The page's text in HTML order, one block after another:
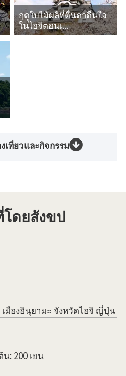
ฤดูใบไม้ผลิที่ตื่นตาตื่นใจ
ในไอจิตอนเ...
ที่ยวและกิจกรรม
ดยสังขป
มืองอินุยามะ จังหวัดไอจิ ญี่ปุ่น
: 200 เยน